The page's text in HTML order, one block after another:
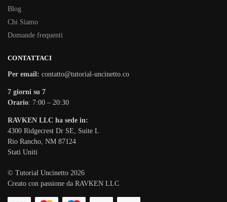
Blog
Chi Siamo
Domande frequenti
CONTATTACI
Per email: contatto@tutorial-uncinetto.co
7 giorni su 7
Orario: 7:00 – 20:30
RAVKEN LLC ha sede in:
4300 Ridgecrest Dr SE, Suite L
Rio Rancho, NM 87124
Stati Uniti
© Tutorial Uncinetto 2026
Creato con passione da RAVKEN LLC